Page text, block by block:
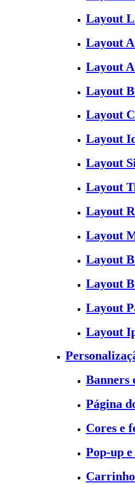
Layout
Layout
Layout
Layout
Layout
Layout
Layout
Layout
Layout
Layout
Layout
Layout
Layout
Layout
Banners
Página
Cores e
Pop-up